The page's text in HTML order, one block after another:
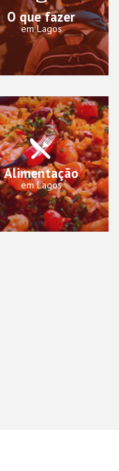
O que fazer
em Lagos
Alimentação
em Lagos